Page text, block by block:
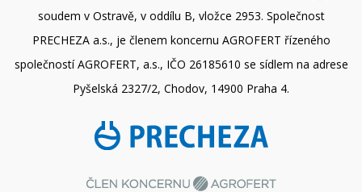
soudem v Ostravě, v oddílu B, vložce 2953. Společnost
PRECHEZA a.s., je členem koncernu AGROFERT řízeného
společností AGROFERT, a.s., IČO 26185610 se sídlem na adrese
Pyšelská 2327/2, Chodov, 14900 Praha 4.